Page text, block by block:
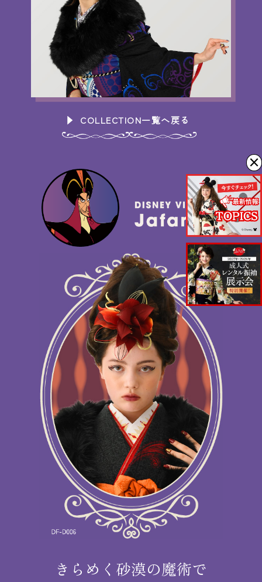
COLLECTION一覧へ戻る
きらめく砂漠の魔術で
×